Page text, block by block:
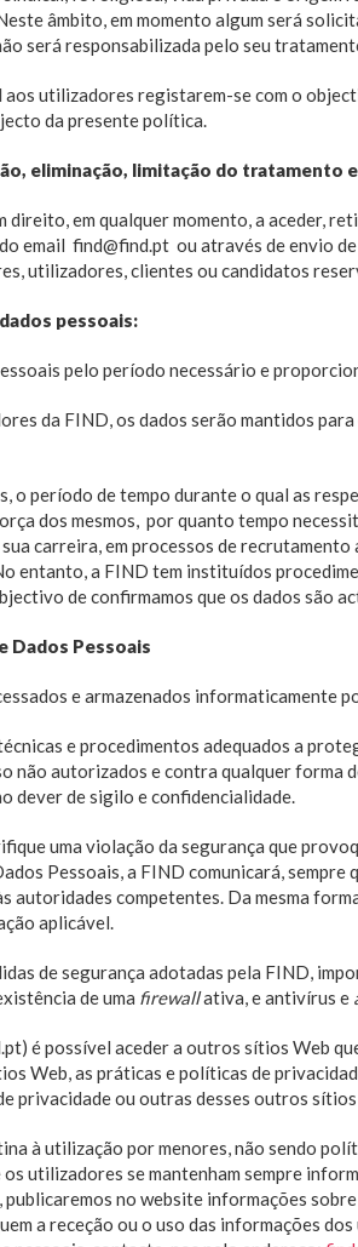
âmbito, em momento algum será
será responsabilizada pelo seu
utilizadores registarem-se com o
da presente política.
eliminação, limitação do tratamento
em qualquer momento, a aceder,
email find@find.pt ou através de envio
utilizadores, clientes ou candidatos
pessoais:
pelo período necessário e
da FIND, os dados serão mantidos
o período de tempo durante o qual as
dos mesmos, por quanto tempo
carreira, em processos de
entanto, a FIND tem instituídos
de confirmamos que os dados são
Dados Pessoais
e armazenados informaticamente
e procedimentos adequados a
não autorizados e contra qualquer
dever de sigilo e confidencialidade.
uma violação da segurança que
Pessoais, a FIND comunicará,
autoridades competentes. Da mesma
aplicável.
de segurança adotadas pela FIND,
de uma firewallativa, e antivírus e
é possível aceder a outros sítios Web
Web, as práticas e políticas de
privacidade ou outras desses outros
à utilização por menores, não sendo
utilizadores se mantenham sempre
no website informações
a receção ou o uso das informações